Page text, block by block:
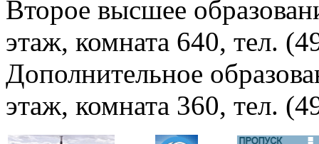
Второе высшее
этаж, комната 640, тел.
Дополнительное
этаж, комната 360, тел.